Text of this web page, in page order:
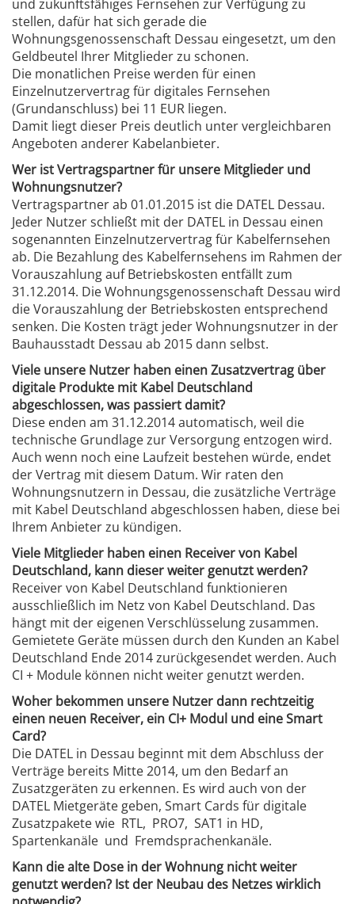
und zukunftsfähiges Fernsehen zur Verfügung zu
stellen, dafür hat sich gerade die
Wohnungsgenossenschaft Dessau eingesetzt, um den
Geldbeutel Ihrer Mitglieder zu schonen.
Die monatlichen Preise werden für einen
Einzelnutzervertrag für digitales Fernsehen
(Grundanschluss) bei 11 EUR liegen.
Damit liegt dieser Preis deutlich unter vergleichbaren
Angeboten anderer Kabelanbieter.
Wer ist Vertragspartner für unsere Mitglieder und
Wohnungsnutzer?
Vertragspartner ab 01.01.2015 ist die DATEL Dessau.
Jeder Nutzer schließt mit der DATEL in Dessau einen
sogenannten Einzelnutzervertrag für Kabelfernsehen
ab. Die Bezahlung des Kabelfernsehens im Rahmen der
Vorauszahlung auf Betriebskosten entfällt zum
31.12.2014. Die Wohnungsgenossenschaft Dessau wird
die Vorauszahlung der Betriebskosten entsprechend
senken. Die Kosten trägt jeder Wohnungsnutzer in der
Bauhausstadt Dessau ab 2015 dann selbst.
Viele unsere Nutzer haben einen Zusatzvertrag über
digitale Produkte mit Kabel Deutschland
abgeschlossen, was passiert damit?
Diese enden am 31.12.2014 automatisch, weil die
technische Grundlage zur Versorgung entzogen wird.
Auch wenn noch eine Laufzeit bestehen würde, endet
der Vertrag mit diesem Datum. Wir raten den
Wohnungsnutzern in Dessau, die zusätzliche Verträge
mit Kabel Deutschland abgeschlossen haben, diese bei
Ihrem Anbieter zu kündigen.
Viele Mitglieder haben einen Receiver von Kabel
Deutschland, kann dieser weiter genutzt werden?
Receiver von Kabel Deutschland funktionieren
ausschließlich im Netz von Kabel Deutschland. Das
hängt mit der eigenen Verschlüsselung zusammen.
Gemietete Geräte müssen durch den Kunden an Kabel
Deutschland Ende 2014 zurückgesendet werden. Auch
CI + Module können nicht weiter genutzt werden.
Woher bekommen unsere Nutzer dann rechtzeitig
einen neuen Receiver, ein CI+ Modul und eine Smart
Card?
Die DATEL in Dessau beginnt mit dem Abschluss der
Verträge bereits Mitte 2014, um den Bedarf an
Zusatzgeräten zu erkennen. Es wird auch von der
DATEL Mietgeräte geben, Smart Cards für digitale
Zusatzpakete wie RTL, PRO7, SAT1 in HD,
Spartenkanäle und Fremdsprachenkanäle.
Kann die alte Dose in der Wohnung nicht weiter
genutzt werden? Ist der Neubau des Netzes wirklich